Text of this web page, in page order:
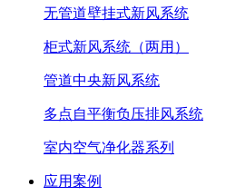
无管道壁挂式新风系统
柜式新风系统（两用）
管道中央新风系统
多点自平衡负压排风系统
室内空气净化器系列
应用案例